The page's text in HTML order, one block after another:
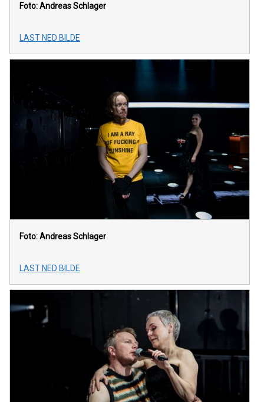
Foto: Andreas Schlager
LAST NED BILDE
Foto: Andreas Schlager
LAST NED BILDE